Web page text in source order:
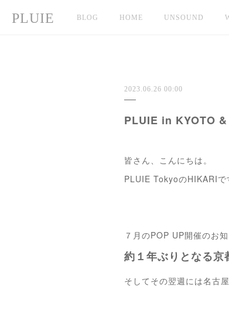
PLUIE BLOG HOME UNSOUND
2023.06.26 00:00
PLUIE in KYOTO &
皆さん、こんにちは。
PLUIE TokyoのHIKARIで
７月のPOP UP開催のお
約１年ぶりとなる京
そしてその翌週には名古